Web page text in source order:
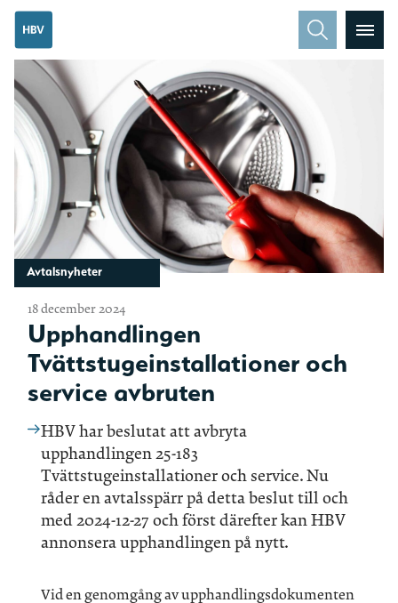
Avtalsnyheter
18 december 2024
Upphandlingen
Tvättstugeinstallationer och
service avbruten
HBV har beslutat att avbryta
upphandlingen 25-183
Tvättstugeinstallationer och service. Nu
råder en avtalsspärr på detta beslut till och
med 2024-12-27 och först därefter kan HBV
annonsera upphandlingen på nytt.
Vid en genomgång av upphandlingsdokumenten